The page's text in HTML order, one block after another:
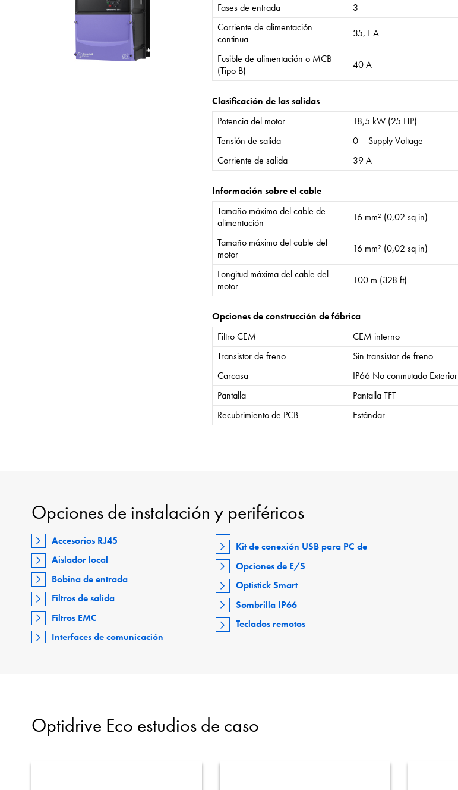
Fases de entrada
3
Corriente de alimentación
continua
35,1 A
Fusible de alimentación o MCB
(Tipo B)
40 A
Clasificación de las salidas
Potencia del motor
18,5 kW (25 HP)
Tensión de salida
0 – Supply Voltage
Corriente de salida
39 A
Información sobre el cable
Tamaño máximo del cable de
alimentación
16 mm² (0,02 sq in)
Tamaño máximo del cable del
motor
16 mm² (0,02 sq in)
Longitud máxima del cable del
motor
100 m (328 ft)
Opciones de construcción de fábrica
Filtro CEM
CEM interno
Transistor de freno
Sin transistor de freno
Carcasa
IP66 No conmutado Exterior
Pantalla
Pantalla TFT
Recubrimiento de PCB
Estándar
Opciones de instalación y periféricos
Accesorios RJ45
Aislador local
Bobina de entrada
Filtros de salida
Filtros EMC
Interfaces de comunicación
Kit de conexión USB para PC de
Opciones de E/S
Optistick Smart
Sombrilla IP66
Teclados remotos
Optidrive Eco estudios de caso